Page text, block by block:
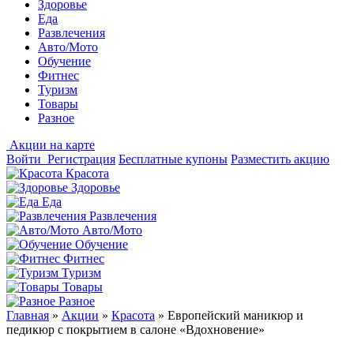
Здоровье
Еда
Развлечения
Авто/Мото
Обучение
Фитнес
Туризм
Товары
Разное
Акции на карте
Войти Регистрация Бесплатные купоны Разместить акцию
Красота
Здоровье
Еда
Развлечения
Авто/Мото
Обучение
Фитнес
Туризм
Товары
Разное
Главная » Акции » Красота » Европейский маникюр и
педикюр с покрытием в салоне «Вдохновение»